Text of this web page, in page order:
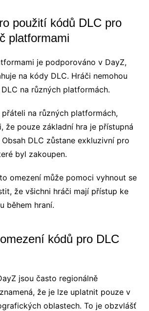
použití kódů DLC pro
platformami
je podporováno v DayZ,
na kódy DLC. Hráči nemohou
na různých platformách.
přáteli na různých platformách,
že pouze základní hra je přístupná
DLC zůstane exkluzivní pro
byl zakoupen.
omezení může pomoci vyhnout se
že všichni hráči mají přístup ke
během hraní.
kódů pro DLC
jsou často regionálně
že je lze uplatnit pouze v
oblastech. To je obzvlášť